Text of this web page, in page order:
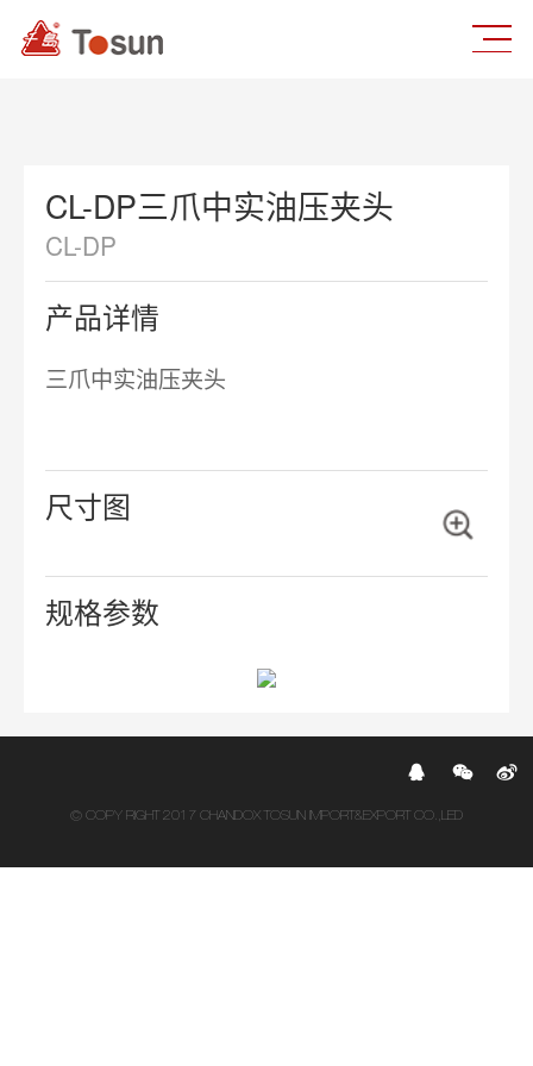
CL-DP三爪中实油压夹头
CL-DP
产品详情
三爪中实油压夹头
尺寸图
规格参数
© COPY RIGHT 2017 CHANDOX TOSUN IMPORT&EXPORT CO.,LED